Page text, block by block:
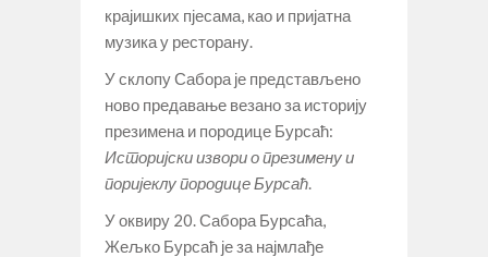
крајишких пјесама, као и пријатна
музика у ресторану.
У склопу Сабора је представљено
ново предавање везано за историју
презимена и породице Бурсаћ:
Историјски извори о презимену и
поријеклу породице Бурсаћ
У оквиру 20. Сабора Бурсаћа,
Жељко Бурсаћ је за најмлађе